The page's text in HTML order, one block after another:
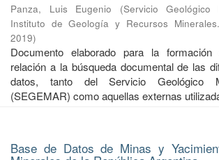
Panza, Luis Eugenio (Servicio Geológico
Instituto de Geología y Recursos
2019)
Documento elaborado para la
relación a la búsqueda documental de las
datos, tanto del Servicio Geológico
(SEGEMAR) como aquellas externas
Base de Datos de Minas y